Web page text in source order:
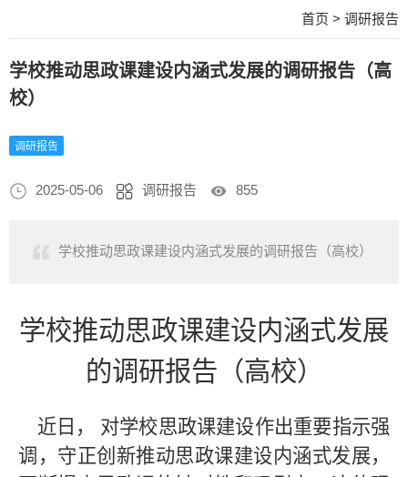
首页 > 调研报告
学校推动思政课建设内涵式发展的调研报告（高
校）
调研报告
2025-05-06 调研报告 855
学校推动思政课建设内涵式发展的调研报告（高校）
学校推动思政课建设内涵式发展
的调研报告（高校）
近日， 对学校思政课建设作出重要指示强
调，守正创新推动思政课建设内涵式发展，